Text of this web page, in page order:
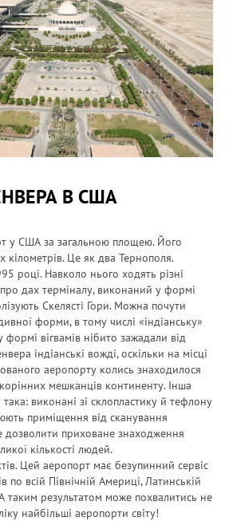
В США
у США за загальною площею. Його
Це як два Тернополя.
році. Навколо нього ходять різні
дах терміналу, виконаний у формі
Скелясті Гори. Можна почути
форми, в тому числі «індіанську»
вігвамів нібито зажадали від
індіанські вожді, оскільки на місці
аеропорту колись знаходилося
мешканців континенту. Інша
виконані зі склопластику й тефлону
приміщення від сканування
приховане знаходження
кількості людей.
Цей аеропорт має безупинний сервіс
всій Північній Америці, Латинській
таким результатом може похвалитись не
найбільші аеропорти світу!